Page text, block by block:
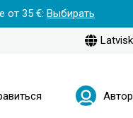
от 35 €: Выбирать